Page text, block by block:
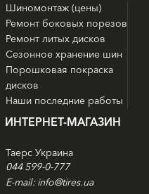
Шиномонтаж (цены)
Ремонт боковых порезов
Ремонт литых дисков
Сезонное хранение шин
Порошковая покраска
дисков
Наши последние работы
ИНТЕРНЕТ-МАГАЗИН
Таерс Украина
044 599-0-777
E-mail: info@tires.ua